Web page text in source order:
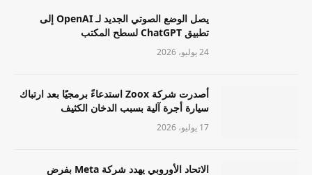
يصل الوضع الصوتي الجديد لـ OpenAI إلى
تطبيق ChatGPT لسطح المكتب
24 يوليو، 2026
أصدرت شركة Zoox استدعاءً برمجيًا بعد ارتباك
سيارة أجرة آلية بسبب الدخان الكثيف
17 يوليو، 2026
الاتحاد الأوروبي يهدد شركة Meta بفرض